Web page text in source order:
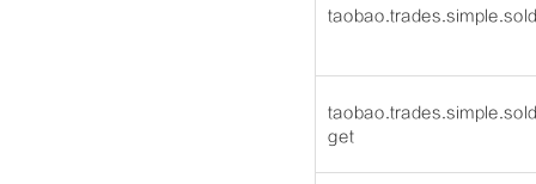
get